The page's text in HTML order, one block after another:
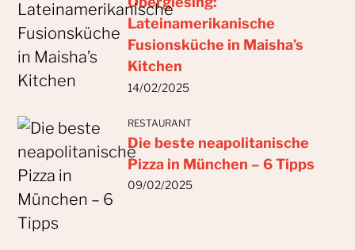
Lateinamerikanische
Fusionsküche in Maisha’s
Kitchen
14/02/2025
RESTAURANT
Die beste neapolitanische
Pizza in München – 6 Tipps
09/02/2025